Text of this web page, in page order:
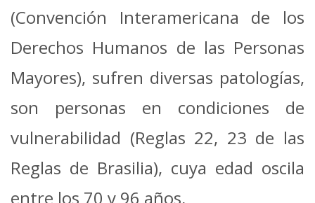
(Convención Interamericana de los
Derechos Humanos de las Personas
Mayores), sufren diversas patologías,
son personas en condiciones de
vulnerabilidad (Reglas 22, 23 de las
Reglas de Brasilia), cuya edad oscila
entre los 70 y 96 años,